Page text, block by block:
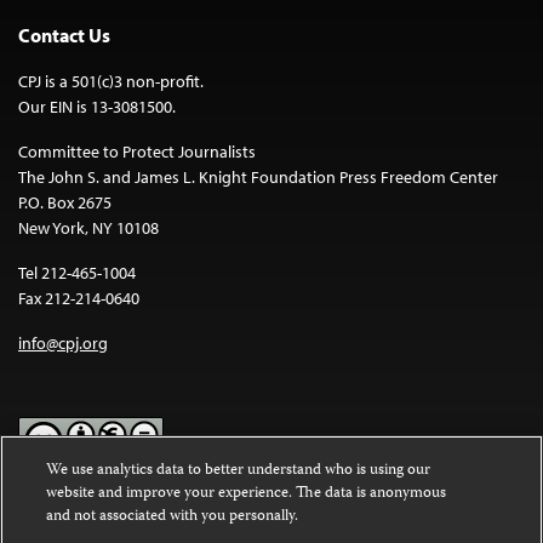
Contact Us
CPJ is a 501(c)3 non-profit.
Our EIN is 13-3081500.
Committee to Protect Journalists
The John S. and James L. Knight Foundation Press Freedom Center
P.O. Box 2675
New York, NY 10108
Tel 212-465-1004
Fax 212-214-0640
info@cpj.org
Except where noted, text on this website is licensed under a
Commons Attribution-NonCommercial-NoDerivatives 4.0
We use analytics data to better understand who is using our
website and improve your experience. The data is anonymous
and not associated with you personally.